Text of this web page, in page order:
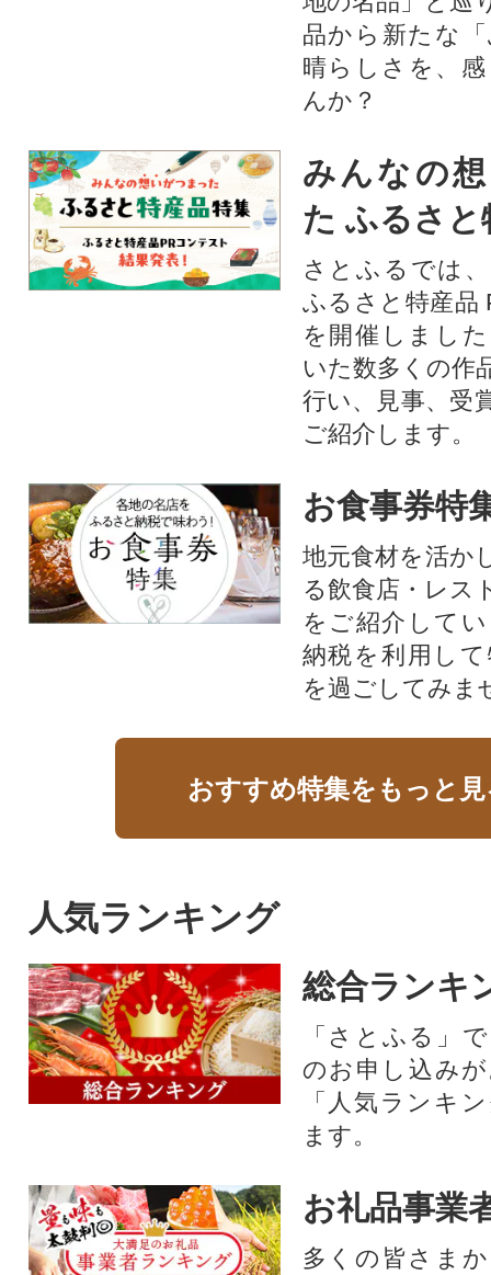
品から新たな
晴らしさを、
んか？
みんなの
た ふるさと
さとふるでは
ふるさと特産品
を開催しまし
いた数多くの作
行い、見事、受
ご紹介します。
お食事券特
地元食材を活か
る飲食店・レス
をご紹介して
納税を利用し
を過ごしてみま
おすすめ特集をもっと
人気ランキング
総合ランキ
「さとふる」
のお申し込み
「人気ランキ
ます。
お礼品事業
多くの皆さま